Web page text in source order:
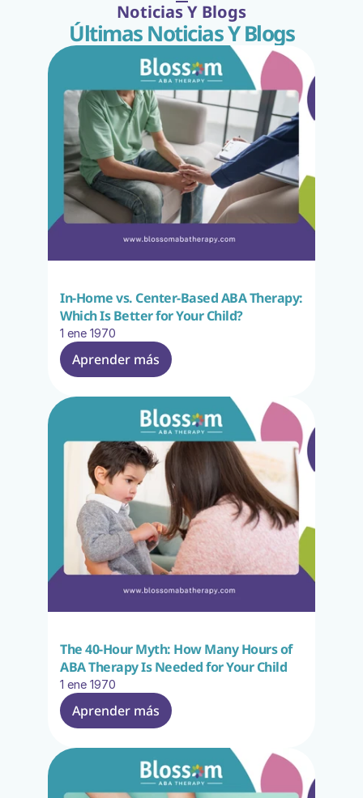
Noticias Y Blogs
Últimas Noticias Y Blogs
In-Home vs. Center-Based ABA Therapy:
Which Is Better for Your Child?
1 ene 1970
Aprender más
The 40-Hour Myth: How Many Hours of
ABA Therapy Is Needed for Your Child
1 ene 1970
Aprender más